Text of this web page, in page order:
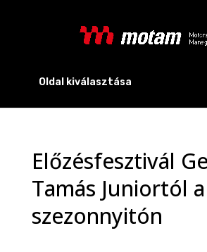
Oldal kiválasztása
Előzésfesztivál
Tamás Juniortól a
szezonnyitón